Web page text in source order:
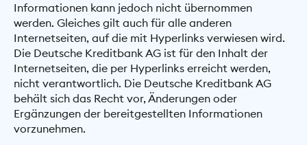
Informationen kann jedoch nicht übernommen
werden. Gleiches gilt auch für alle anderen
Internetseiten, auf die mit Hyperlinks verwiesen wird.
Die Deutsche Kreditbank AG ist für den Inhalt der
Internetseiten, die per Hyperlinks erreicht werden,
nicht verantwortlich. Die Deutsche Kreditbank AG
behält sich das Recht vor, Änderungen oder
Ergänzungen der bereitgestellten Informationen
vorzunehmen.